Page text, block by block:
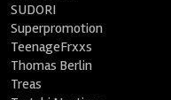
SUDORI
Superpromotion
TeenageFrxxs
Thomas Berlin
Treas